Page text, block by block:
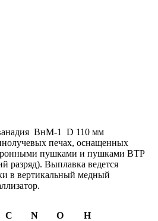
ВнМ-1 D 110 мм
печах, оснащенных
пушками и пушками ВТР
разряд). Выплавка ведется
в вертикальный медный
C N O H